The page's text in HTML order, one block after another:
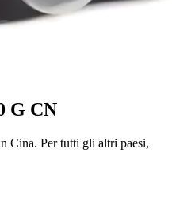
G CN
Cina. Per tutti gli altri paesi,